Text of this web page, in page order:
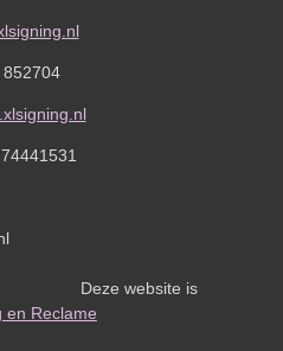
852704
74441531
is
en Reclame